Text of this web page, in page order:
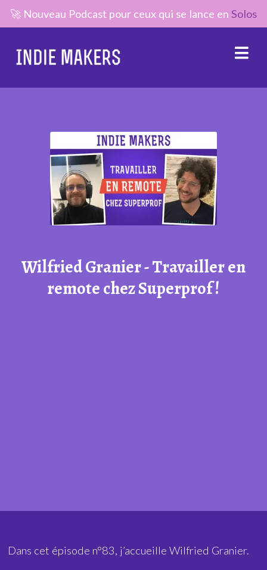
🚀 Nouveau Podcast pour ceux qui se lance en Solos
Wilfried Granier - Travailler en
remote chez Superprof !
Dans cet épisode n°83, j’accueille Wilfried Granier.